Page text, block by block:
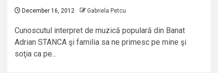
December 16, 2012 Gabriela Petcu
Cunoscutul interpret de muzică populară din Banat
Adrian STANCA şi familia sa ne primesc pe mine şi
soţia ca pe...